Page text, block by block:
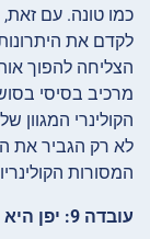
כמו טונה. עם
לקדם את היתרונות
הצליחה להפוך
מרכיב בסיסי
הקולינרי המגוון
לא רק הגביר את
המסורות
עובדה 9: יפן היא 80% הרים ורובה מכוסה ביערות